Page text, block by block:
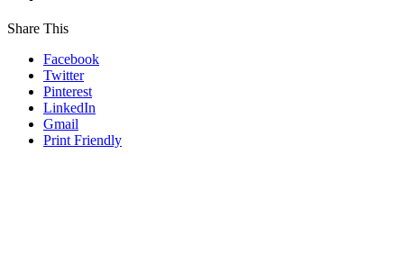
Share This
Facebook
Twitter
Pinterest
LinkedIn
Gmail
Print Friendly